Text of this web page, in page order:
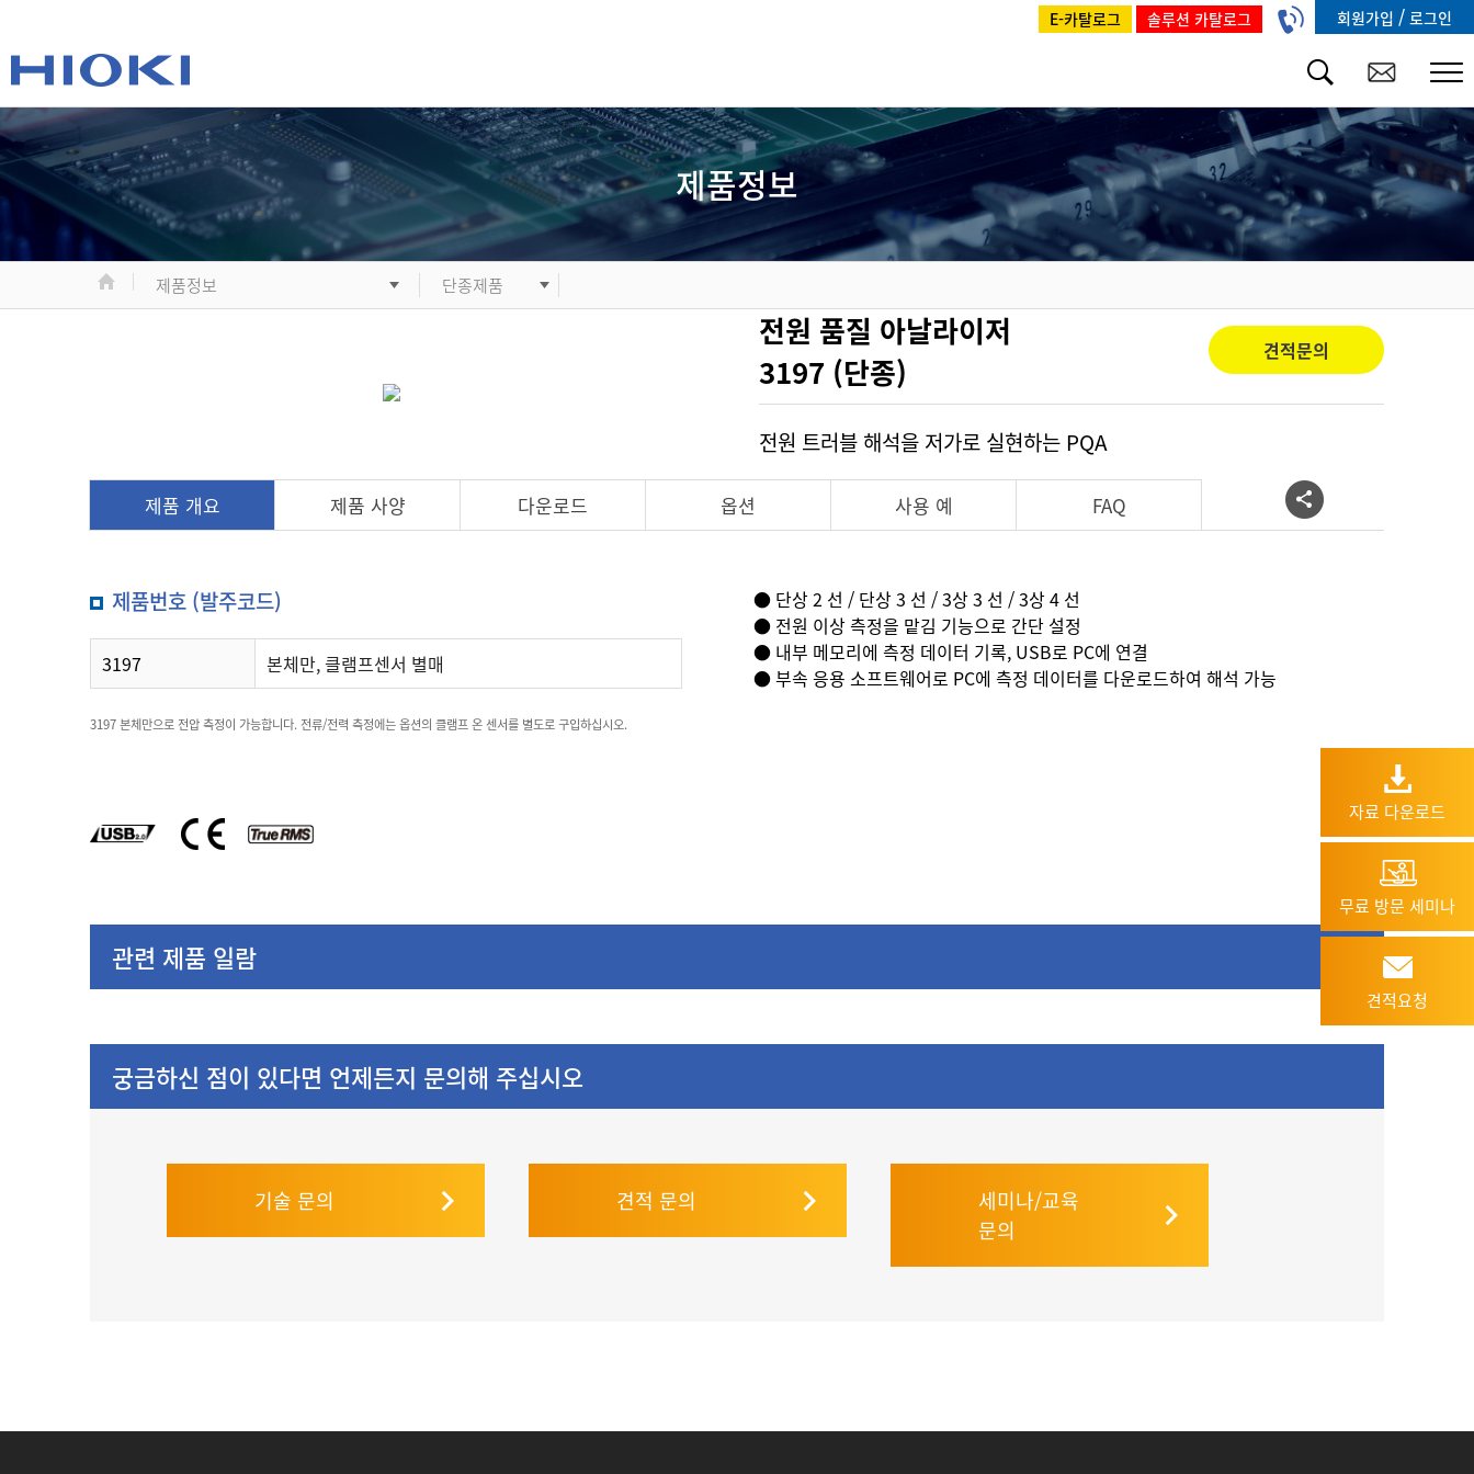
E-카탈로그 솔루션 카탈로그 회원가입 / 로그인
제품정보
제품정보 단종제품
전원 품질 아날라이저
3197 (단종)
견적문의
전원 트러블 해석을 저가로 실현하는 PQA
제품 개요 제품 사양 다운로드 옵션 사용 예 FAQ
제품번호 (발주코드)
3197 본체만, 클램프센서 별매
3197 본체만으로 전압 측정이 가능합니다. 전류/전력 측정에는 옵션의 클램프 온 센서를 별도로 구입하십시오.
● 단상 2 선 / 단상 3 선 / 3상 3 선 / 3상 4 선
● 전원 이상 측정을 맡김 기능으로 간단 설정
● 내부 메모리에 측정 데이터 기록, USB로 PC에 연결
● 부속 응용 소프트웨어로 PC에 측정 데이터를 다운로드하여 해석 가능
관련 제품 일람
궁금하신 점이 있다면 언제든지 문의해 주십시오
기술 문의 견적 문의
세미나/교육
문의
자료 다운로드
무료 방문 세미나
견적요청